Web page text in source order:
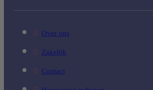
Over ons
Zakelijk
Contact